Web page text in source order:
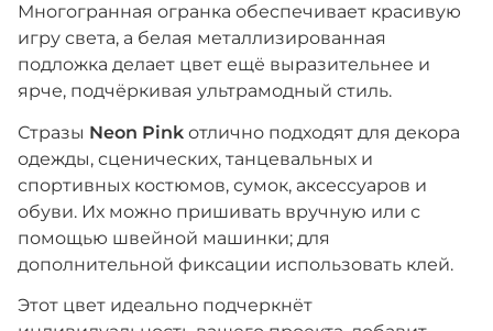
Многогранная огранка обеспечивает красивую
игру света, а белая металлизированная
подложка делает цвет ещё выразительнее и
ярче, подчёркивая ультрамодный стиль.
Стразы Neon Pink отлично подходят для декора
одежды, сценических, танцевальных и
спортивных костюмов, сумок, аксессуаров и
обуви. Их можно пришивать вручную или с
помощью швейной машинки; для
дополнительной фиксации использовать клей.
Этот цвет идеально подчеркнёт